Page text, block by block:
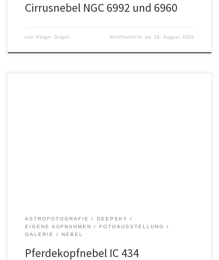
Cirrusnebel NGC 6992 und 6960
von Holger Gräpel Veröffentlicht am 18. August 2025
ASTROFOTOGRAFIE
DEEPSKY
EIGENE AUFNAHMEN
FOTOAUSSTELLUNG
GALERIE
NEBEL
Pferdekopfnebel IC 434